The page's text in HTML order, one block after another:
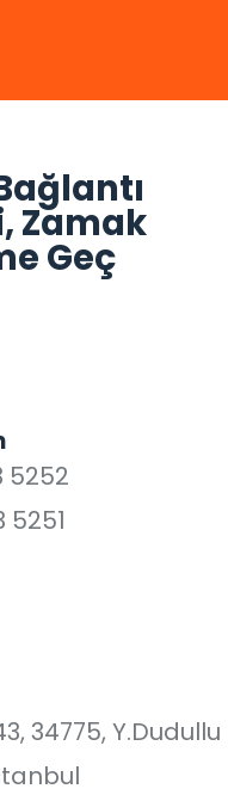
Zamak
Geç
5252
5251
34775, Y.Dudullu